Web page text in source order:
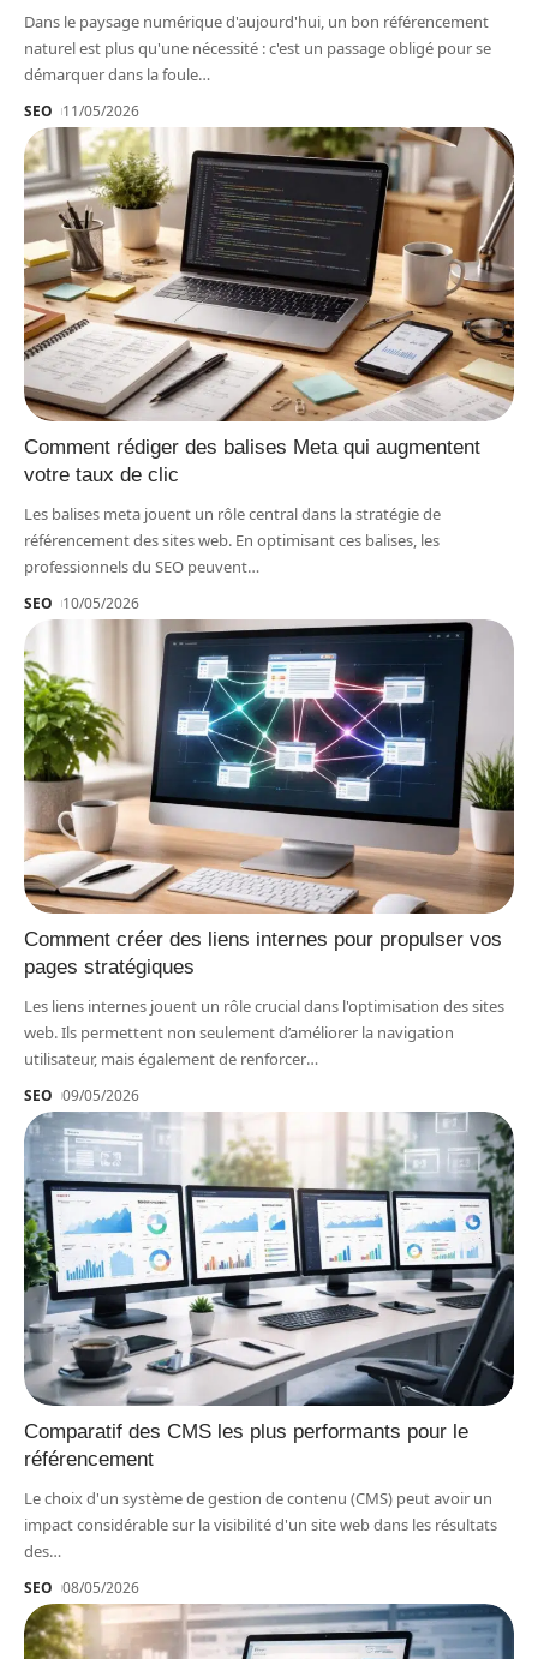
Dans le paysage numérique d'aujourd'hui, un bon référencement
naturel est plus qu'une nécessité : c'est un passage obligé pour se
démarquer dans la foule…
SEO 11/05/2026
Comment rédiger des balises Meta qui augmentent
votre taux de clic
Les balises meta jouent un rôle central dans la stratégie de
référencement des sites web. En optimisant ces balises, les
professionnels du SEO peuvent…
SEO 10/05/2026
Comment créer des liens internes pour propulser vos
pages stratégiques
Les liens internes jouent un rôle crucial dans l'optimisation des sites
web. Ils permettent non seulement d’améliorer la navigation
utilisateur, mais également de renforcer…
SEO 09/05/2026
Comparatif des CMS les plus performants pour le
référencement
Le choix d'un système de gestion de contenu (CMS) peut avoir un
impact considérable sur la visibilité d'un site web dans les résultats
des…
SEO 08/05/2026